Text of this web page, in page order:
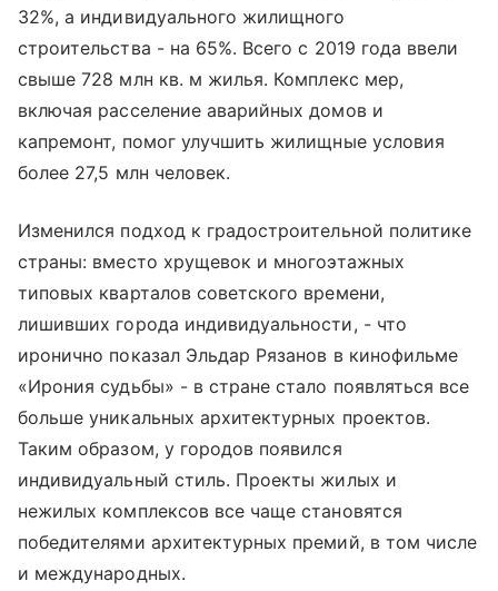
32%, а индивидуального жилищного
строительства - на 65%. Всего с 2019 года ввели
свыше 728 млн кв. м жилья. Комплекс мер,
включая расселение аварийных домов и
капремонт, помог улучшить жилищные условия
более 27,5 млн человек.
Изменился подход к градостроительной политике
страны: вместо хрущевок и многоэтажных
типовых кварталов советского времени,
лишивших города индивидуальности, - что
иронично показал Эльдар Рязанов в кинофильме
«Ирония судьбы» - в стране стало появляться все
больше уникальных архитектурных проектов.
Таким образом, у городов появился
индивидуальный стиль. Проекты жилых и
нежилых комплексов все чаще становятся
победителями архитектурных премий, в том числе
и международных.